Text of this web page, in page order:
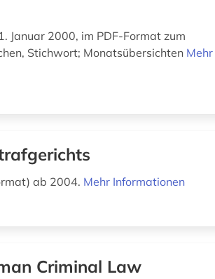
Januar 2000, im PDF-Format zum
Stichwort; Monatsübersichten Mehr
ab 2004. Mehr Informationen
Criminal Law